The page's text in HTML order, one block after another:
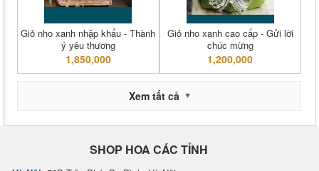
Giỏ nho xanh nhập khẩu - Thành
ý yêu thương
1,850,000
Giỏ nho xanh cao cấp - Gửi lời
chúc mừng
1,200,000
Xem tất cả
SHOP HOA CÁC TỈNH